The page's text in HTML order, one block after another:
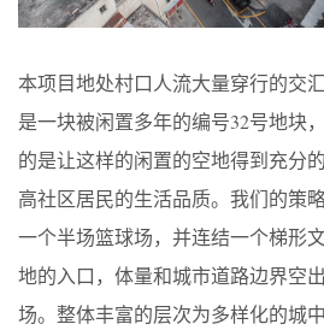
本项目地处村口人流大量穿行的交
是一块被闲置多年的编号32号地块
的是让这样的闲置的空地得到充分
高社区居民的生活品质。我们的策
一个半场篮球场，并连结一个梯形
地的入口，体量和城市道路边界空
场。整体丰富的层次为多样化的城